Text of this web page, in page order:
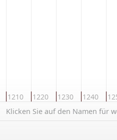
1210 1220 1230 1240
Klicken Sie auf den Namen für